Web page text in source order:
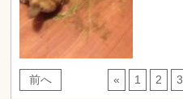
前へ « 1 2 3